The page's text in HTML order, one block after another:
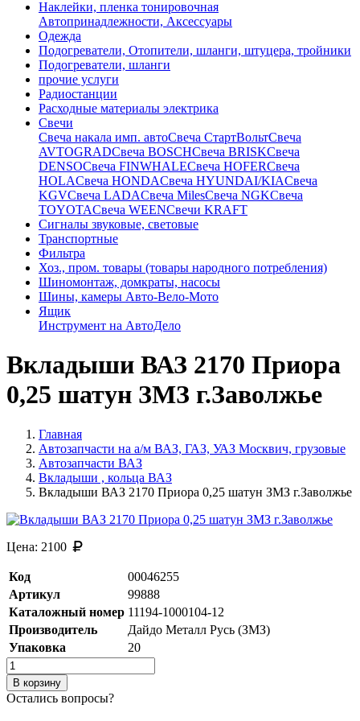
Наклейки, пленка тонировочная
Автопринадлежности, Аксессуары
Одежда
Подогреватели, Отопители, шланги, штуцера, тройники
Подогреватели, шланги
прочие услуги
Радиостанции
Расходные материалы электрика
Свечи
Свечa накала имп. автоСвечa СтартВольтСвеча
AVTOGRADСвеча BOSCHСвеча BRISKСвеча
DENSOСвеча FINWHALEСвеча HOFERСвеча
HOLAСвеча HONDAСвеча HYUNDAI/KIAСвеча
KGVСвеча LADAСвеча MilesСвеча NGKСвеча
TOYOTAСвеча WEENСвечи KRAFT
Сигналы звуковые, световые
Транспортные
Фильтра
Хоз., пром. товары (товары народного потребления)
Шиномонтаж, домкраты, насосы
Шины, камеры Авто-Вело-Мото
Ящик
Инструмент на АвтоДело
Вкладыши ВАЗ 2170 Приора
0,25 шатун ЗМЗ г.Заволжье
Главная
Автозапчасти на а/м ВАЗ, ГАЗ, УАЗ Москвич, грузовые
Автозапчасти ВАЗ
Вкладыши , кольца ВАЗ
Вкладыши ВАЗ 2170 Приора 0,25 шатун ЗМЗ г.Заволжье
Цена: 2100
Код
00046255
Артикул
99888
Каталожный номер 11194-1000104-12
Производитель
Дайдо Металл Русь (ЗМЗ)
Упаковка
20
В корзину
Остались вопросы?